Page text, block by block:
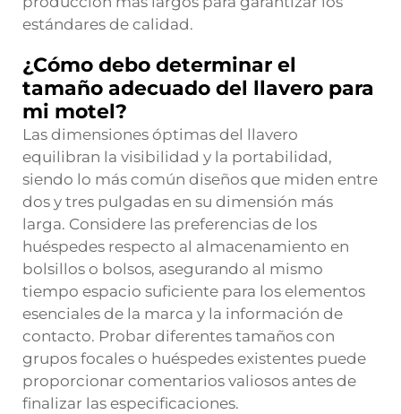
estándares de calidad.
¿Cómo debo determinar el
tamaño adecuado del llavero para
mi motel?
Las dimensiones óptimas del llavero
equilibran la visibilidad y la portabilidad,
siendo lo más común diseños que miden entre
dos y tres pulgadas en su dimensión más
larga. Considere las preferencias de los
huéspedes respecto al almacenamiento en
bolsillos o bolsos, asegurando al mismo
tiempo espacio suficiente para los elementos
esenciales de la marca y la información de
contacto. Probar diferentes tamaños con
grupos focales o huéspedes existentes puede
proporcionar comentarios valiosos antes de
finalizar las especificaciones.